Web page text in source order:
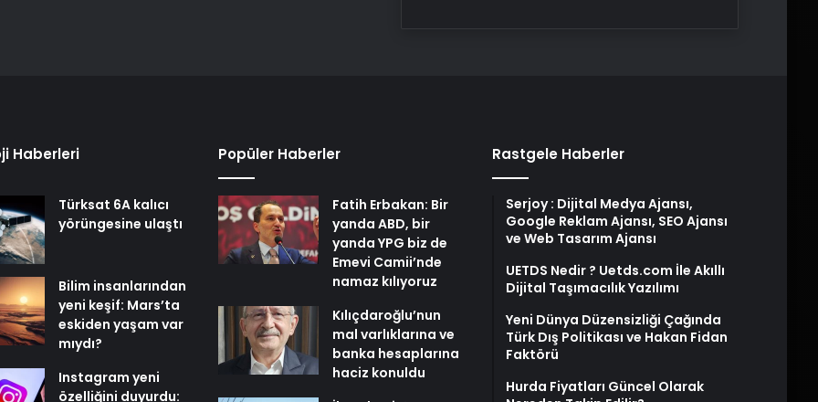
Haberleri
Türksat 6A kalıcı
yörüngesine ulaştı
Bilim insanlarından
yeni keşif: Mars’ta
eskiden yaşam var
mıydı?
Instagram yeni
özelliğini duyurdu:
Popüler Haberler
Fatih Erbakan: Bir
yanda ABD, bir
yanda YPG biz de
Emevi Camii’nde
namaz kılıyoruz
Kılıçdaroğlu’nun
mal varlıklarına ve
banka hesaplarına
haciz konuldu
Rastgele Haberler
Serjoy : Dijital Medya Ajansı,
Google Reklam Ajansı, SEO Ajansı
ve Web Tasarım Ajansı
UETDS Nedir ? Uetds.com İle Akıllı
Dijital Taşımacılık Yazılımı
Yeni Dünya Düzensizliği Çağında
Türk Dış Politikası ve Hakan Fidan
Faktörü
Hurda Fiyatları Güncel Olarak